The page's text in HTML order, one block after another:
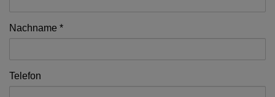
Nachname
Telefon